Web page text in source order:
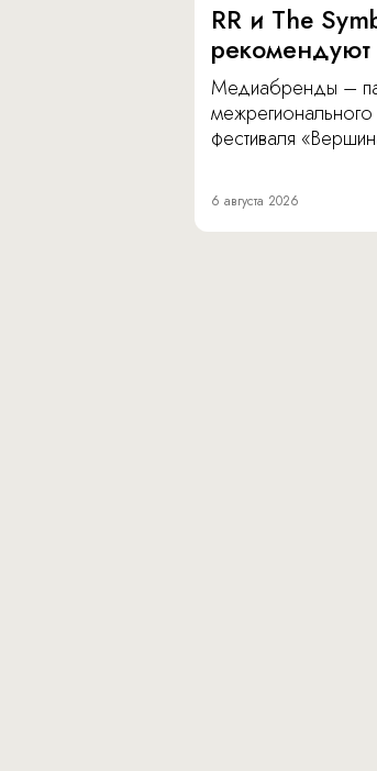
RR и The
рекомендуют
Медиабренды –
межрегионального
фестиваля
6 августа 2026